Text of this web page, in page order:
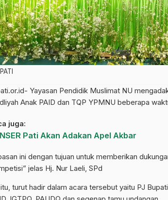
Yayasan Pendidik Muslimat NU
Anak PAID dan TQP YPMNU beberapa
juga:
Pati Akan Adakan Apel Akbar
ini dengan tujuan untuk memberikan
jelas Hj. Nur Laeli, SPd
turut hadir dalam acara tersebut yaitu PJ